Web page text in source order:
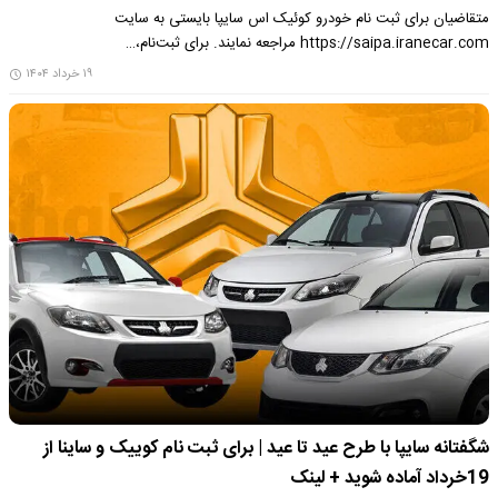
متقاضیان برای ثبت نام خودرو کوئیک اس سایپا بایستی به سایت
https://saipa.iranecar.com مراجعه نمایند. برای ثبت‌نام،…
۱۹ خرداد ۱۴۰۴
شگفتانه سایپا با طرح عید تا عید | برای ثبت نام کوییک و ساینا از
19خرداد آماده شوید + لینک